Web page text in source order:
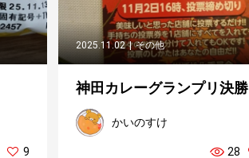
9
2025.11.02 その他
神田カレーグランプリ決勝
かいのすけ
28